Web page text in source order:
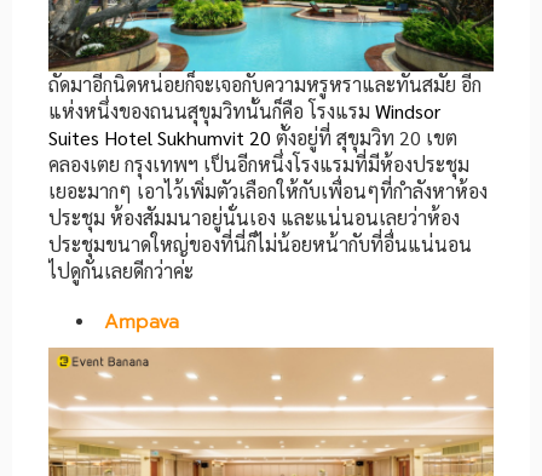
ถัดมาอีกนิดหน่อยก็จะเจอกับความหรูหราและทันสมัย อีก
แห่งหนึ่งของถนนสุขุมวิทนั้นก็คือ โรงแรม Windsor
Suites Hotel Sukhumvit 20 ตั้งอยู่ที่ สุขุมวิท 20 เขต
คลองเตย กรุงเทพฯ เป็นอีกหนึ่งโรงแรมที่มีห้องประชุม
เยอะมากๆ เอาไว้เพิ่มตัวเลือกให้กับเพื่อนๆที่กำลังหาห้อง
ประชุม ห้องสัมมนาอยู่นั่นเอง และแน่นอนเลยว่าห้อง
ประชุมขนาดใหญ่ของที่นี่ก็ไม่น้อยหน้ากับที่อื่นแน่นอน
ไปดูกันเลยดีกว่าค่ะ
Ampava